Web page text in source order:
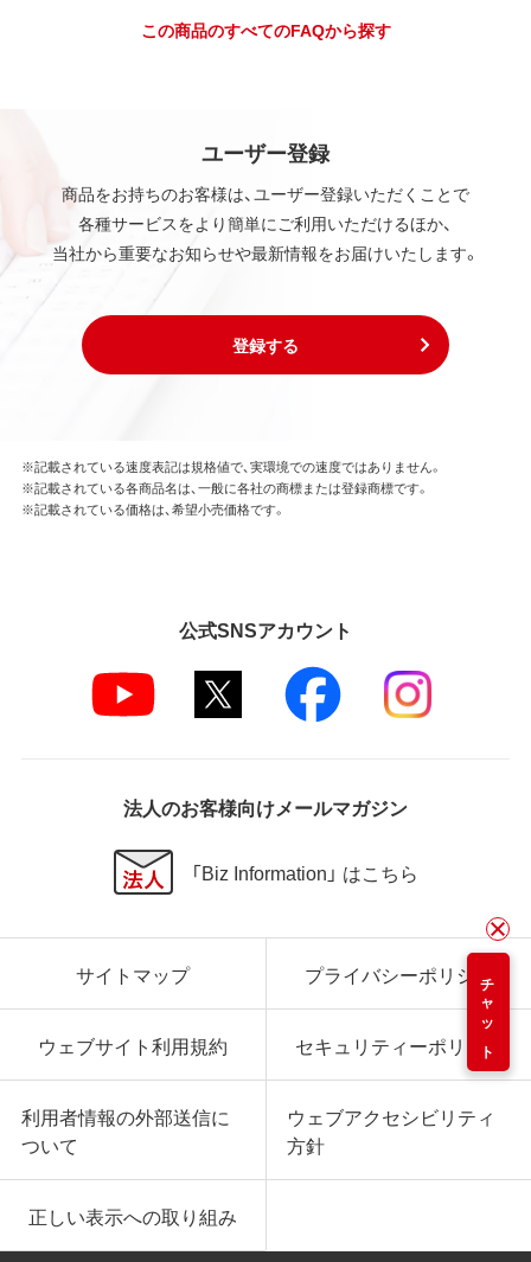
この商品のすべてのFAQから探す
ユーザー登録
商品をお持ちのお客様は、ユーザー登録いただくことで
各種サービスをより簡単にご利用いただけるほか、
当社から重要なお知らせや最新情報をお届けいたします。
登録する
チャット
※記載されている速度表記は規格値で、実環境での速度ではありません。
※記載されている各商品名は、一般に各社の商標または登録商標です。
※記載されている価格は、希望小売価格です。
公式SNSアカウント
法人のお客様向けメールマガジン
「Biz Information」 はこちら
サイトマップ プライバシーポリシー
ウェブサイト利用規約 セキュリティーポリシー
利用者情報の外部送信に
ついて
ウェブアクセシビリティ
方針
正しい表示への取り組み